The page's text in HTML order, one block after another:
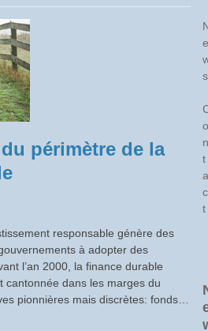
périmètre de la
responsable génère des
à adopter des
l’an 2000, la finance durable
cantonnée dans les marges du
pionnières mais discrètes: fonds…
e
s
o
n
t
a
c
t